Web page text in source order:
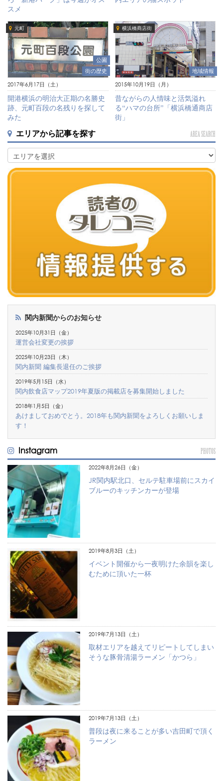
スメ
元町
公園
街の歴史
2017年6月17日（土）
開港横浜の明治大正期の名勝史
跡、元町百段の名残りを探して
みた
横浜橋商店街
地域情報
2015年10月19日（月）
昔ながらの人情味と活気溢れ
る“ハマの台所”「横浜橋通商店
街」
エリアから記事を探す AREA SEARCH
関内新聞からのお知らせ
2025年10月31日（金）
運営会社変更の挨拶
2025年10月23日（木）
関内新聞 編集長退任のご挨拶
2019年5月15日（水）
関内飲食店マップ2019年夏版の掲載店を募集開始しました
2018年1月5日（金）
あけましておめでとう。2018年も関内新聞をよろしくお願いしま
す！
Instagram PHOTOS
2022年8月26日（金）
JR関内駅北口、セルテ駐車場前にスカイ
ブルーのキッチンカーが登場
2019年8月3日（土）
イベント開催から一夜明けた余韻を楽し
むために頂いた一杯
2019年7月13日（土）
取材エリアを越えてリピートしてしまい
そうな豚骨清湯ラーメン「かつら」
2019年7月13日（土）
普段は夜に来ることが多い吉田町で頂く
ラーメン